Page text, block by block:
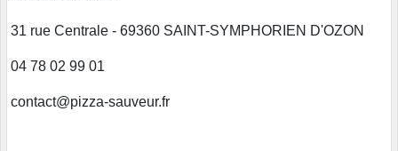
31 rue Centrale - 69360 SAINT-SYMPHORIEN D'OZON
04 78 02 99 01
contact@pizza-sauveur.fr